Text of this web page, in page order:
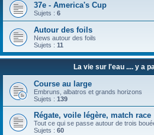
37e - America's Cup
Sujets : 6
Autour des foils
News autour des foils
Sujets : 11
La vie sur l'eau .... y a
Course au large
Embruns, albatros et grands horizons
Sujets : 139
Régate, voile légère, match race
Tout ce qui se passe autour de trois
Sujets : 60